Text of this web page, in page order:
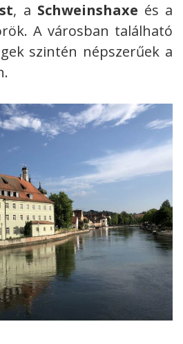
, a Schweinshaxe és a
A városban található
szintén népszerűek a